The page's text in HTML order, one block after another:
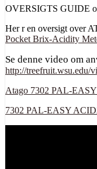
OVERSIGTS GUIDE
Her r en oversigt over
Pocket Brix-Acidity
Se denne video om
http://treefruit.wsu.edu/
Atago 7302 PAL-
7302 PAL-EASY